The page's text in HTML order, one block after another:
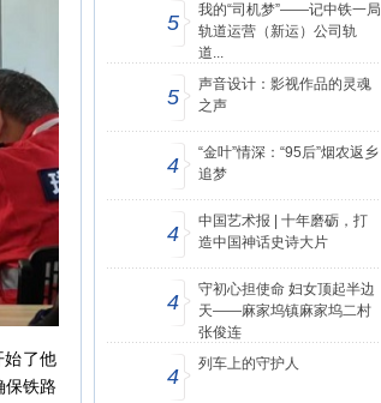
了他
保铁路
5
我的“司机梦”——记中铁一局
轨道运营（新运）公司轨
道...
5
声音设计：影视作品的灵魂
之声
4
“金叶”情深：“95后”烟农返乡
追梦
4
中国艺术报 | 十年磨砺，打
造中国神话史诗大片
4
守初心担使命 妇女顶起半边
天——麻家坞镇麻家坞二村
张俊连
4
列车上的守护人